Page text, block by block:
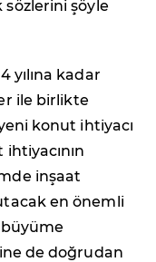
sözlerini şöyle
yılına kadar
ile birlikte
konut ihtiyacı
inşaat
en önemli
büyüme
de doğrudan